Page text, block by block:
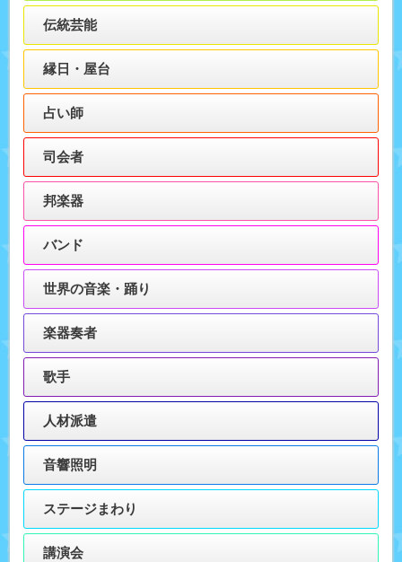
伝統芸能
縁日・屋台
占い師
司会者
邦楽器
バンド
世界の音楽・踊り
楽器奏者
歌手
人材派遣
音響照明
ステージまわり
講演会